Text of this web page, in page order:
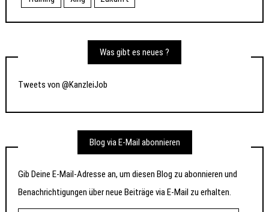
Was gibt es neues ?
Tweets von @KanzleiJob
Blog via E-Mail abonnieren
Gib Deine E-Mail-Adresse an, um diesen Blog zu abonnieren und
Benachrichtigungen über neue Beiträge via E-Mail zu erhalten.